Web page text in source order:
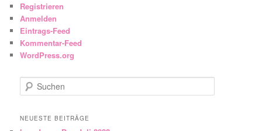
Registrieren
Anmelden
Eintrags-Feed
Kommentar-Feed
WordPress.org
Suchen
NEUESTE BEITRÄGE